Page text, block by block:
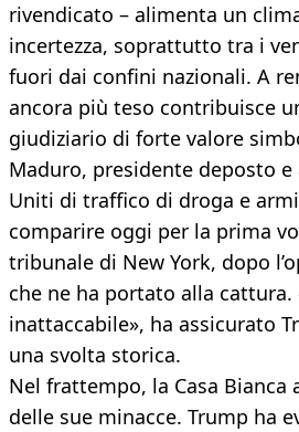
rivendicato – alimenta un
incertezza, soprattutto tra i
fuori dai confini nazionali. A
ancora più teso contribuisce
giudiziario di forte valore
Maduro, presidente deposto
Uniti di traffico di droga e
comparire oggi per la prima
tribunale di New York, dopo
che ne ha portato alla cattura.
inattaccabile», ha assicurato
una svolta storica.
Nel frattempo, la Casa Bianca
delle sue minacce. Trump ha